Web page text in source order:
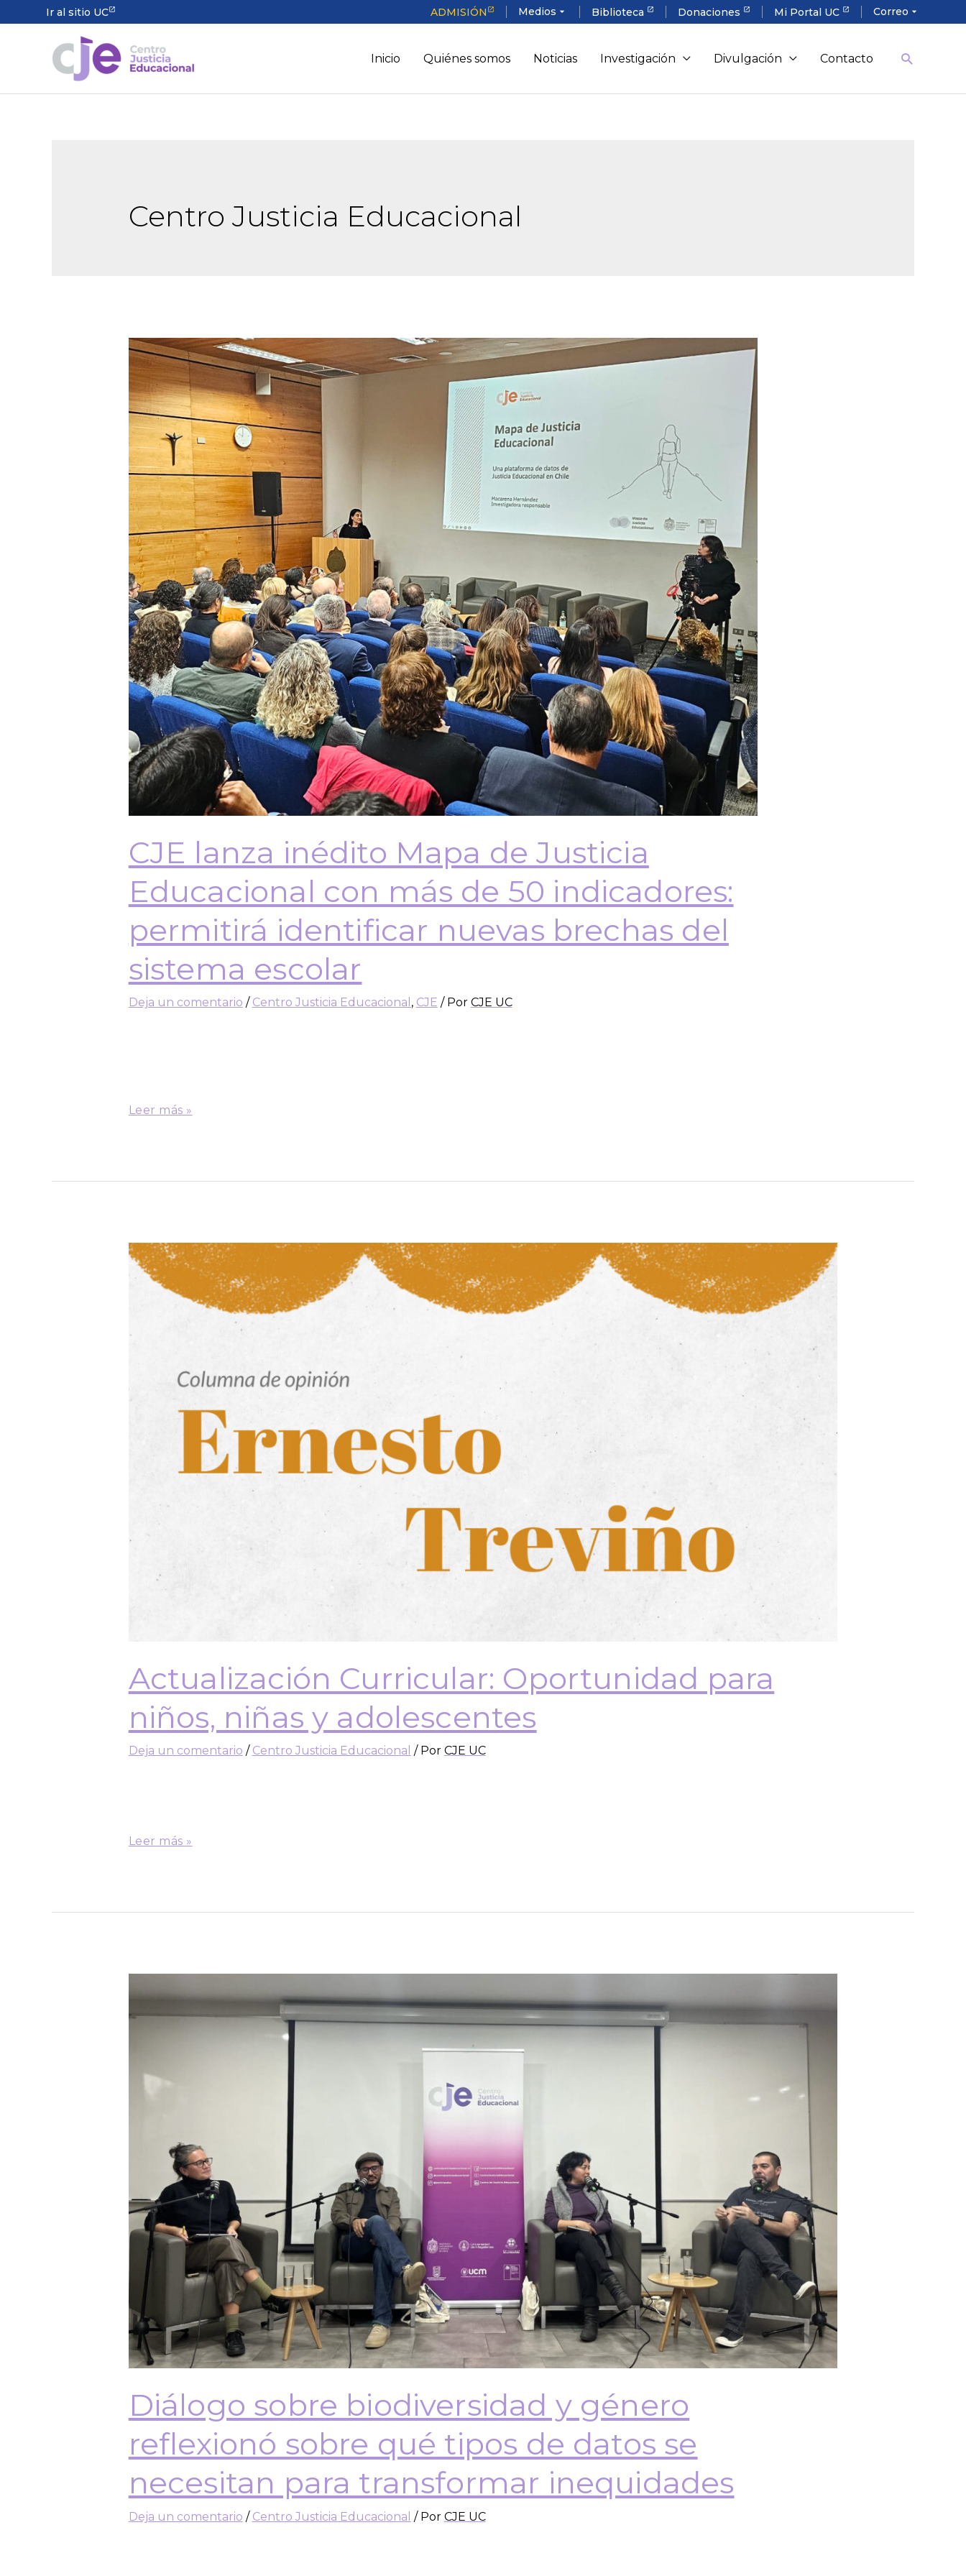
Ir al sitio UC ADMISIÓN Medios arrow_drop_down Biblioteca Donaciones Mi Portal UC Correo arrow_drop_down
Inicio Quiénes somos Noticias Investigación Divulgación Contacto
Centro Justicia Educacional
CJE lanza inédito Mapa de Justicia
Educacional con más de 50 indicadores:
permitirá identificar nuevas brechas del
sistema escolar
Deja un comentario / Centro Justicia Educacional , CJE / Por CJE UC
Leer más »
Actualización Curricular: Oportunidad para
niños, niñas y adolescentes
Deja un comentario / Centro Justicia Educacional / Por CJE UC
Leer más »
Diálogo sobre biodiversidad y género
reflexionó sobre qué tipos de datos se
necesitan para transformar inequidades
Deja un comentario / Centro Justicia Educacional / Por CJE UC